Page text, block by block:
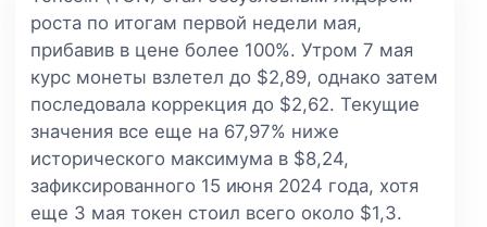
роста по итогам первой недели мая,
прибавив в цене более 100%. Утром 7 мая
курс монеты взлетел до $2,89, однако затем
последовала коррекция до $2,62. Текущие
значения все еще на 67,97% ниже
исторического максимума в $8,24,
зафиксированного 15 июня 2024 года, хотя
еще 3 мая токен стоил всего около $1,3.